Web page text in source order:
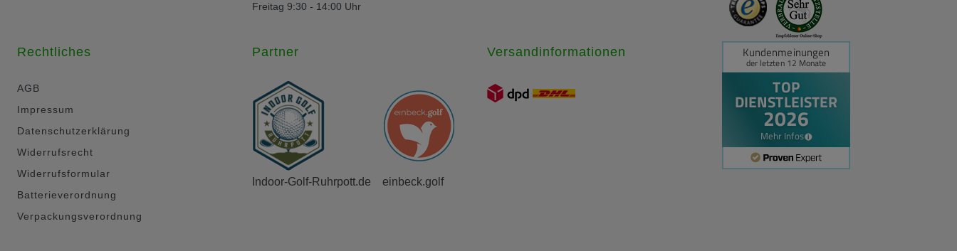
Freitag 9:30 - 14:00 Uhr
Rechtliches
AGB
Impressum
Datenschutzerklärung
Widerrufsrecht
Widerrufsformular
Batterieverordnung
Verpackungsverordnung
Partner
Indoor-Golf-Ruhrpott.de einbeck.golf
Versandinformationen